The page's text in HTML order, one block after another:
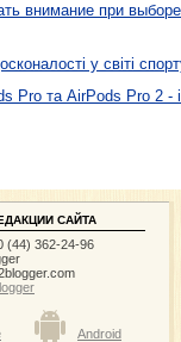
внимание при
у світі
Pro та AirPods Pro 2 -
САЙТА
(44) 362-24-96
Android